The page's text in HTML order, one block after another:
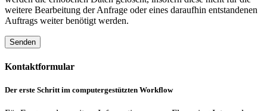
weitere Bearbeitung der Anfrage oder eines daraufhin entstandenen
Auftrags weiter benötigt werden.
Kontaktformular
Der erste Schritt im computergestützten Workflow